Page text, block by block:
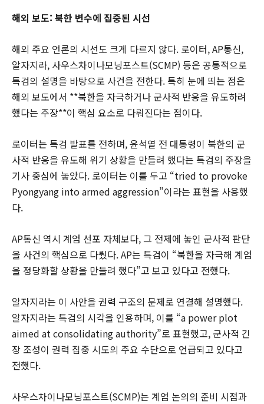
해외 보도: 북한 변수에 집중된 시선
해외 주요 언론의 시선도 크게 다르지 않다. 로이터, AP통신,
알자지라, 사우스차이나모닝포스트(SCMP) 등은 공통적으로
특검의 설명을 바탕으로 사건을 전한다. 특히 눈에 띄는 점은
해외 보도에서 **북한을 자극하거나 군사적 반응을 유도하려
했다는 주장**이 핵심 요소로 다뤄진다는 점이다.
로이터는 특검 발표를 전하며, 윤석열 전 대통령이 북한의 군
사적 반응을 유도해 위기 상황을 만들려 했다는 특검의 주장을
기사 중심에 놓았다. 로이터는 이를 두고 “tried to provoke
Pyongyang into armed aggression”이라는 표현을 사용했
다.
AP통신 역시 계엄 선포 자체보다, 그 전제에 놓인 군사적 판단
을 사건의 핵심으로 다뤘다. AP는 특검이 “북한을 자극해 계엄
을 정당화할 상황을 만들려 했다”고 보고 있다고 전했다.
알자지라는 이 사안을 권력 구조의 문제로 연결해 설명했다.
알자지라는 특검의 시각을 인용하며, 이를 “a power plot
aimed at consolidating authority”로 표현했고, 군사적 긴
장 조성이 권력 집중 시도의 주요 수단으로 언급되고 있다고
전했다.
사우스차이나모닝포스트(SCMP)는 계엄 논의의 준비 시점과